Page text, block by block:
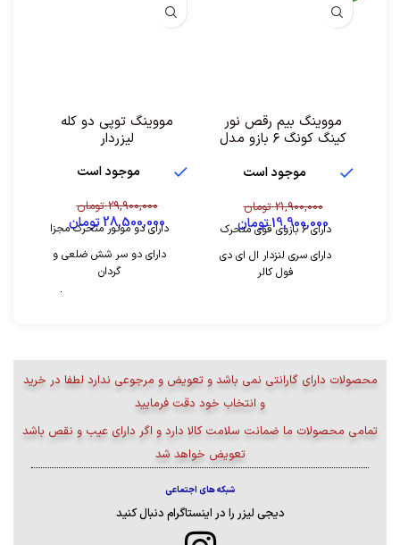
مووینگ بیم رقص نور
کینگ کونگ ۶ بازو مدل
موجود است
21,900,000 تومان
19,900,000تومان
دارای ۶ بازوی قوی متحرک
دارای سری لنزدار ال ای دی
فول کالر
هزار نقطه بارانی
مجهز به دو عدد فلاشر گرد
دارای دو عدد فلاشر گرد
سفید رنگ
مووینگ توپی دو کله
لیزردار
موجود است
29,900,000 تومان
28,500,000تومان
دارای دو موتور متحرک مجزا
دارای دو سر شش ضلعی و
گردان
دارای 12 عدد ال ای دی rgb
قرمز بارانی
دارای منو و نمایشگر
دیجیتال جهت تنظیم حالت
پوشش دهی 120 متر مربع
قابلیت اتصال به دستگاه های
دارای سنسور حساس به صدا
محصولات دارای گارانتی نمی باشد و تعویض و مرجوعی ندارد لطفا در خرید
و انتخاب خود دقت فرمایید
تمامی محصولات ما ضمانت سلامت کالا دارد و اگر دارای عیب و نقص باشد
تعویض خواهد شد
شبکه های اجتماعی
دیجی لیزر را در اینستاگرام دنبال کنید